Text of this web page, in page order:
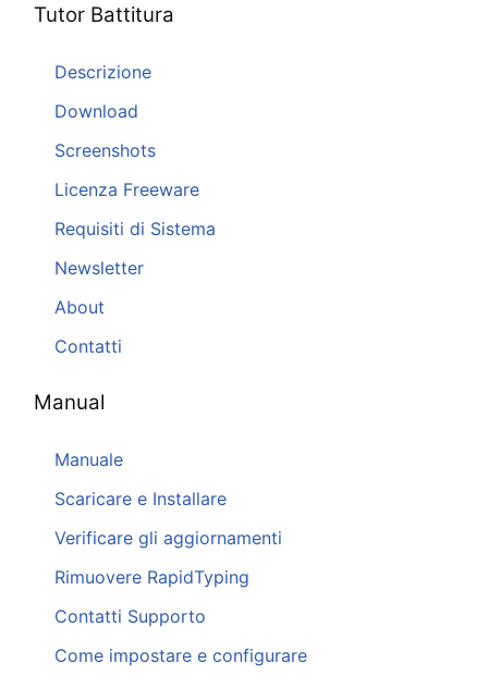
Tutor Battitura
Descrizione
Download
Screenshots
Licenza Freeware
Requisiti di Sistema
Newsletter
About
Contatti
Manual
Manuale
Scaricare e Installare
Verificare gli aggiornamenti
Rimuovere RapidTyping
Contatti Supporto
Come impostare e configurare